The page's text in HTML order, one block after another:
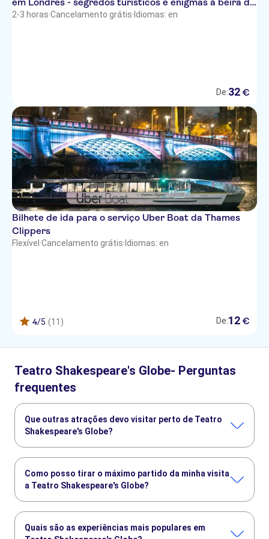
rio
2-3 horas·Cancelamento grátis· Idiomas: en
De:32 €
Bilhete de ida para o serviço Uber Boat da Thames
Clippers
Flexível ·Cancelamento grátis· Idiomas: en
4/5 (11) De:12 €
Teatro Shakespeare's Globe- Perguntas
frequentes
Que outras atrações devo visitar perto de Teatro
Shakespeare's Globe?
Torre de Londres
Abadia de Wetminster
Como posso tirar o máximo partido da minha visita
a Teatro Shakespeare's Globe?
Cruzeiro pelo rio Tamisa com chá ou café
Quais são as experiências mais populares em